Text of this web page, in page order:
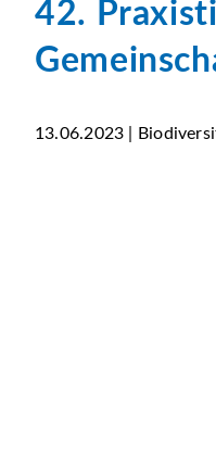
42.
13.06.2023 |